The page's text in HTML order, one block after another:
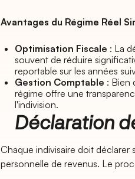
Avantages du Régime Réel
Optimisation Fiscale : La
souvent de réduire
reportable sur les années
Gestion Comptable : Bien
régime offre une
l'indivision.
Déclaration
Chaque indivisaire doit déclarer
personnelle de revenus. Le